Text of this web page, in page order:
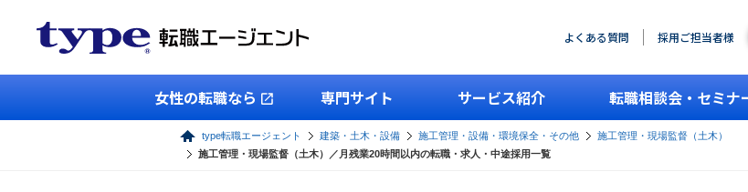
よくある質問 採用ご担当者様
女性の転職なら 専門サイト サービス紹介 転職相談会・セミナ
type転職エージェント 建築・土木・設備 施工管理・設備・環境保全・その他
施工管理・現場監督（土木）
施工管理・現場監督（土木）／月残業20時間以内の転職・求人・中途採用一覧